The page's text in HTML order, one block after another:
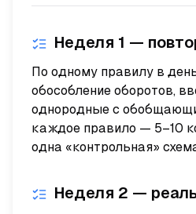
Неделя 1 —
По одному правилу в
обособление оборотов,
однородные с
каждое правило — 5–10
одна «контрольная»
Неделя 2 —